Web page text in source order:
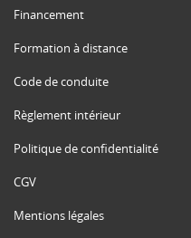
Financement
Formation à distance
Code de conduite
Règlement intérieur
Politique de confidentialité
CGV
Mentions légales